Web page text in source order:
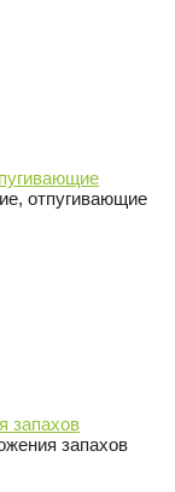
отпугивающие
запахов
запахов